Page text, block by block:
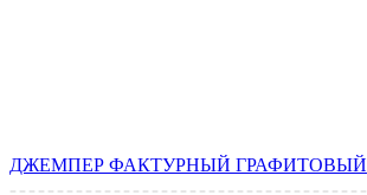
ДЖЕМПЕР ФАКТУРНЫЙ ГРАФИТОВЫЙ